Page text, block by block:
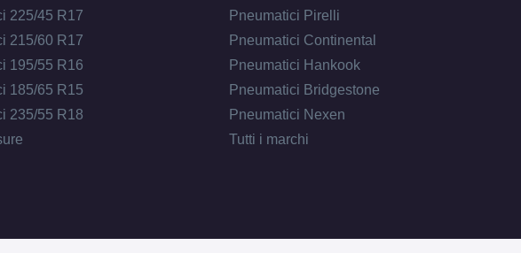
225/45 R17
215/60 R17
195/55 R16
185/65 R15
235/55 R18
Pneumatici Pirelli
Pneumatici Continental
Pneumatici Hankook
Pneumatici Bridgestone
Pneumatici Nexen
Tutti i marchi